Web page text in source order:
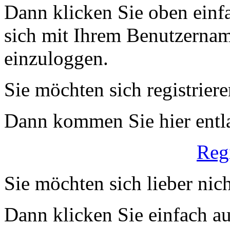
Dann klicken Sie oben
sich mit Ihrem
einzuloggen.
Sie möchten sich
Dann kommen Sie hier
Sie möchten sich lieber
Dann klicken Sie einfach